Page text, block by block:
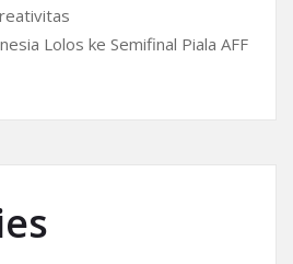
Lolos ke Semifinal Piala AFF